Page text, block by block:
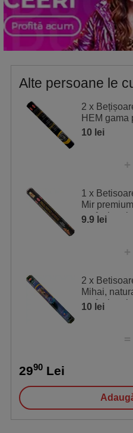
Alte persoane le
2 x
HEM gama
10 lei
1 x
Mir
9.9 lei
2 x
Mihai, naturale gama
10 lei
2990 Lei